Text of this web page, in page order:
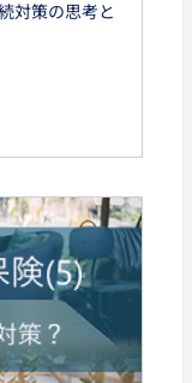
対策の思考と